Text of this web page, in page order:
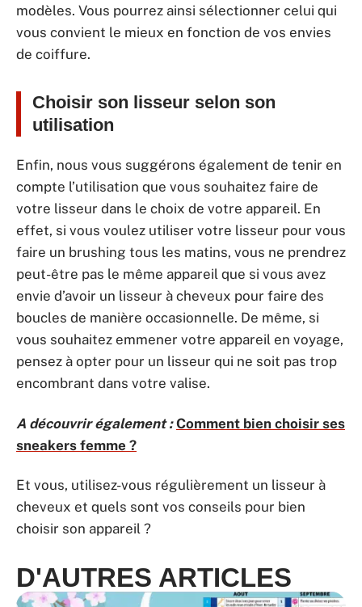
modèles. Vous pourrez ainsi sélectionner celui qui
vous convient le mieux en fonction de vos envies
de coiffure.
Choisir son lisseur selon son
utilisation
Enfin, nous vous suggérons également de tenir en
compte l’utilisation que vous souhaitez faire de
votre lisseur dans le choix de votre appareil. En
effet, si vous voulez utiliser votre lisseur pour vous
faire un brushing tous les matins, vous ne prendrez
peut-être pas le même appareil que si vous avez
envie d’avoir un lisseur à cheveux pour faire des
boucles de manière occasionnelle. De même, si
vous souhaitez emmener votre appareil en voyage,
pensez à opter pour un lisseur qui ne soit pas trop
encombrant dans votre valise.
A découvrir également : Comment bien choisir ses
sneakers femme ?
Et vous, utilisez-vous régulièrement un lisseur à
cheveux et quels sont vos conseils pour bien
choisir son appareil ?
D'AUTRES ARTICLES